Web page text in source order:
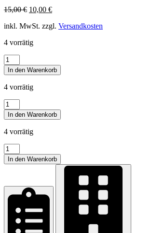
15,00€ Ursprünglicher
war:
10,00 €Aktueller
ist:
inkl. MwSt. zzgl. Versandkosten
4 vorrätig
Handschuhe,
rustikale
Kinderhandschuhe
Menge
In den Warenkorb
4 vorrätig
Handschuhe,
rustikale
Kinderhandschuhe
Menge
In den Warenkorb
4 vorrätig
Handschuhe,
rustikale
Kinderhandschuhe
In den Warenkorb